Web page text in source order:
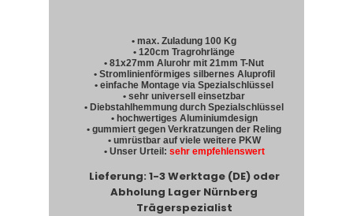
• max. Zuladung 100 Kg
• 120cm Tragrohrlänge
• 81x27mm Alurohr mit 21mm T-Nut
• Stromlinienförmiges silbernes Aluprofil
• einfache Montage via Spezialschlüssel
• sehr universell einsetzbar
• Diebstahlhemmung durch Spezialschlüssel
• hochwertiges Aluminiumdesign
• gummiert gegen Verkratzungen der Reling
• umrüstbar auf viele weitere PKW
• Unser Urteil: sehr empfehlenswert
Lieferung: 1-3 Werktage (DE) oder
Abholung Lager Nürnberg
Trägerspezialist